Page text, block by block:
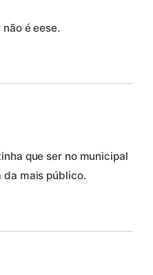
é eese.
que ser no municipal
da mais público.